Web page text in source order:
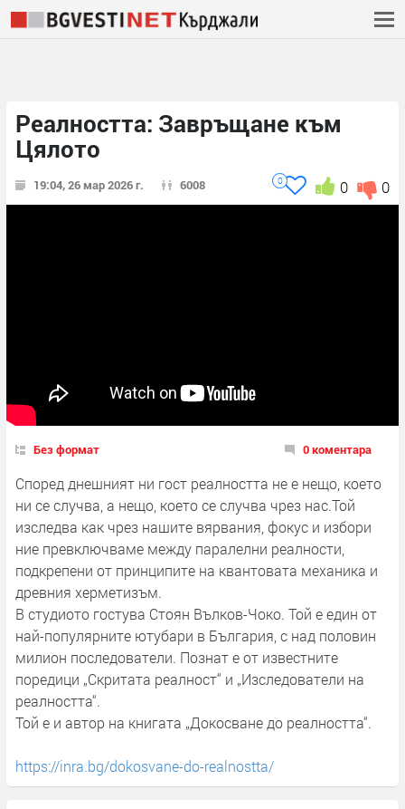
Реалността: Завръщане към
Цялото
19:04, 26 мар 2026 г. 6008 0
0
0
Без формат 0 коментара
Според днешният ни гост реалността не е нещо, което
ни се случва, а нещо, което се случва чрез нас.Той
изследва как чрез нашите вярвания, фокус и избори
ние превключваме между паралелни реалности,
подкрепени от принципите на квантовата механика и
древния херметизъм.
В студиото гостува Стоян Вълков-Чоко. Той е един от
най-популярните ютубари в България, с над половин
милион последователи. Познат е от известните
поредици „Скритата реалност“ и „Изследователи на
реалността“.
Той е и автор на книгата „Докосване до реалността“.
https://inra.bg/dokosvane-do-realnostta/